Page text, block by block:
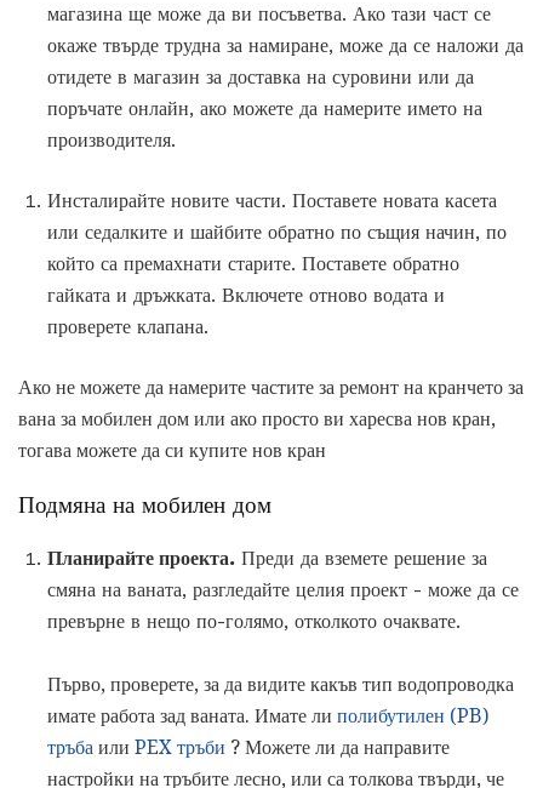
магазина ще може да ви посъветва. Ако тази част се
окаже твърде трудна за намиране, може да се наложи да
отидете в магазин за доставка на суровини или да
поръчате онлайн, ако можете да намерите името на
производителя.
Инсталирайте новите части. Поставете новата касета
или седалките и шайбите обратно по същия начин, по
който са премахнати старите. Поставете обратно
гайката и дръжката. Включете отново водата и
проверете клапана.
Ако не можете да намерите частите за ремонт на кранчето за
вана за мобилен дом или ако просто ви харесва нов кран,
тогава можете да си купите нов кран
Подмяна на мобилен дом
Планирайте проекта. Преди да вземете решение за
смяна на ваната, разгледайте целия проект - може да се
превърне в нещо по-голямо, отколкото очаквате.
Първо, проверете, за да видите какъв тип водопроводка
имате работа зад ваната. Имате ли полибутилен (PB)
тръба или PEX тръби ? Можете ли да направите
настройки на тръбите лесно, или са толкова твърди, че